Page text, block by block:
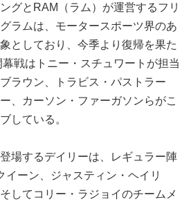
グとRAM（ラム）が運営するフリ
ラムは、モータースポーツ界のあ
としており、今季より復帰を果た
戦はトニー・スチュワートが担当
ラウン、トラビス・パストラー
、カーソン・ファーガソンらがこ
している。
場するデイリーは、レギュラー陣
イーン、ジャスティン・ヘイリ
してコリー・ラジョイのチームメ